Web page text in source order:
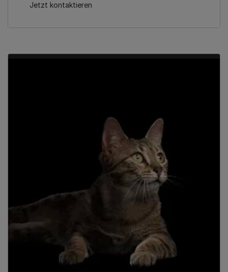
Jetzt kontaktieren